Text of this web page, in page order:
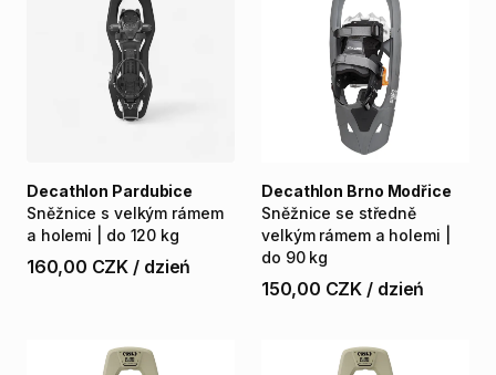
Sněžnice s velkým rámem
a holemi do 120 kg
Decathlon Pardubice
160,00 CZK / dzień
Sněžnice se středně
velkým rámem a holemi
do 90 kg
Decathlon Brno Modřice
150,00 CZK / dzień